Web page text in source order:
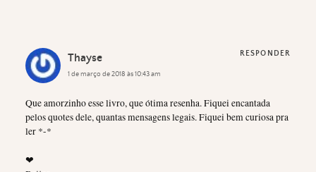
Thayse
1 de março de 2018 às 10:43 am
Que amorzinho esse livro, que ótima resenha. Fiquei encantada
pelos quotes dele, quantas mensagens legais. Fiquei bem curiosa pra
ler *-*
❤
RESPONDER